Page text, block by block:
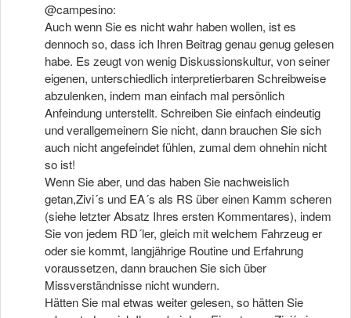
@campesino:
Auch wenn Sie es nicht wahr haben wollen, ist es
dennoch so, dass ich Ihren Beitrag genau genug gelesen
habe. Es zeugt von wenig Diskussionskultur, von seiner
eigenen, unterschiedlich interpretierbaren Schreibweise
abzulenken, indem man einfach mal persönlich
Anfeindung unterstellt. Schreiben Sie einfach eindeutig
und verallgemeinern Sie nicht, dann brauchen Sie sich
auch nicht angefeindet fühlen, zumal dem ohnehin nicht
so ist!
Wenn Sie aber, und das haben Sie nachweislich
getan,Zivi´s und EA´s als RS über einen Kamm scheren
(siehe letzter Absatz Ihres ersten Kommentares), indem
Sie von jedem RD´ler, gleich mit welchem Fahrzeug er
oder sie kommt, langjährige Routine und Erfahrung
voraussetzen, dann brauchen Sie sich über
Missverständnisse nicht wundern.
Hätten Sie mal etwas weiter gelesen, so hätten Sie